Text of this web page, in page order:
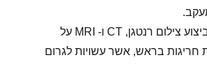
– ביצוע צילום רנטגן, CT ו- MRI על
חריגות בראש, אשר עשויות לגרום